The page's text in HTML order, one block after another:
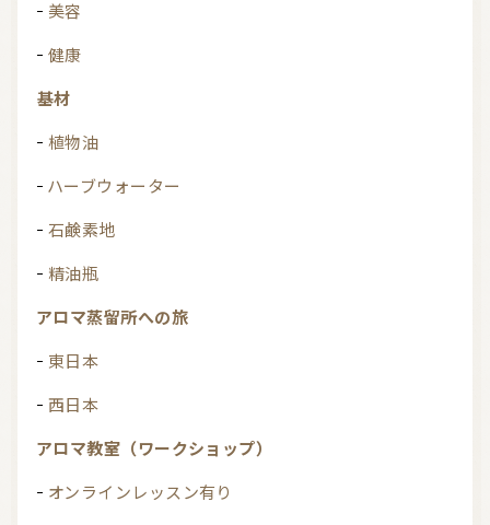
美容
健康
基材
植物油
ハーブウォーター
石鹸素地
精油瓶
アロマ蒸留所への旅
東日本
西日本
アロマ教室（ワークショップ）
オンラインレッスン有り